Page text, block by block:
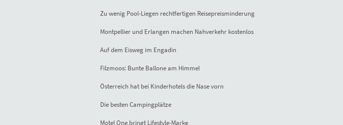
Zu wenig Pool-Liegen rechtfertigen Reisepreisminderung
Montpellier und Erlangen machen Nahverkehr kostenlos
Auf dem Eisweg im Engadin
Filzmoos: Bunte Ballone am Himmel
Österreich hat bei Kinderhotels die Nase vorn
Die besten Campingplätze
Motel One bringt Lifestyle-Marke